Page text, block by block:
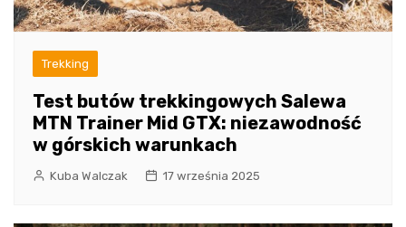
Trekking
Test butów trekkingowych Salewa
MTN Trainer Mid GTX: niezawodność
w górskich warunkach
Kuba Walczak 17 września 2025